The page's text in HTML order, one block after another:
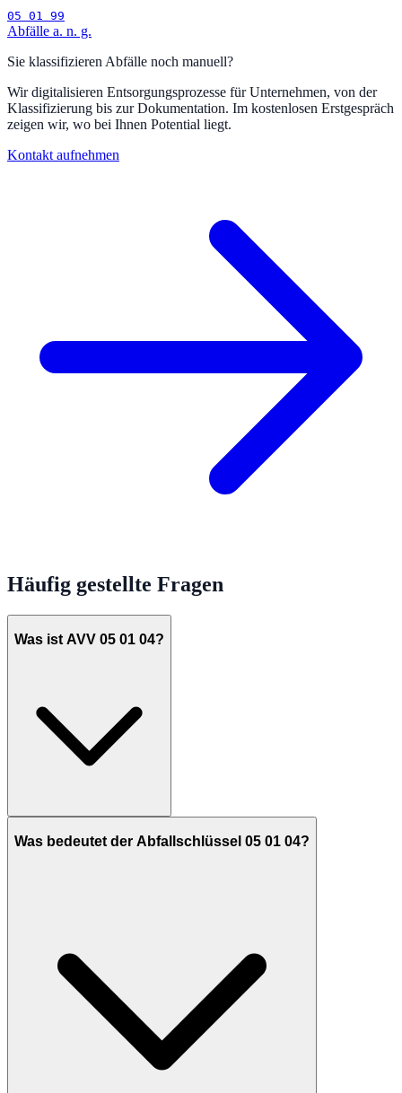
05 01 99
Abfälle a. n. g.
Sie klassifizieren Abfälle noch manuell?
Wir digitalisieren Entsorgungsprozesse für Unternehmen, von der
Klassifizierung bis zur Dokumentation. Im kostenlosen Erstgespräch
zeigen wir, wo bei Ihnen Potential liegt.
Kontakt aufnehmen
Häufig gestellte Fragen
Was ist AVV 05 01 04?
Was bedeutet der Abfallschlüssel 05 01 04?